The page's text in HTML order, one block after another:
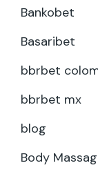
Bankobet
Basaribet
bbrbet
bbrbet mx
blog
Body